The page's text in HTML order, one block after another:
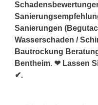
Sanierungen
Wasserschaden /
Bautrockung
Bentheim. ❤ Lassen
✔.